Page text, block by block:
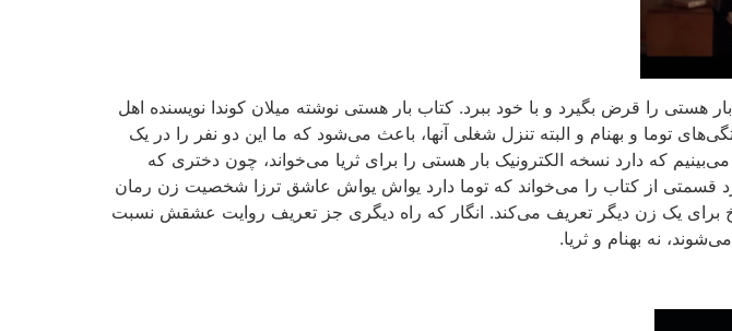
هستی را قرض بگیرد و با خود ببرد. کتاب بار هستی نوشته میلان کوندا نویسنده اهل
توما و بهنام و البته تنزل شغلی آنها، باعث می‌شود که ما این دو نفر را در یک
که دارد نسخه الکترونیک بار هستی را برای ثریا می‌خواند، چون دختری که
قسمتی از کتاب را می‌خواند که توما دارد یواش یواش عاشق ترزا شخصیت زن رمان
برای یک زن دیگر تعریف می‌کند. انگار که راه دیگری جز تعریف روایت عشقش نسبت
نه بهنام و ثریا.